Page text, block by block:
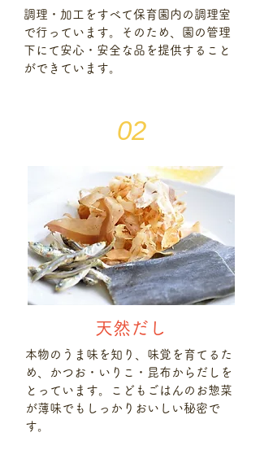
調理・加工をすべて保育園内の調理室
で行っています。そのため、園の管理
下にて安心・安全な品を提供すること
ができています。
02
天然だし
本物のうま味を知り、味覚を育てるた
め、かつお・いりこ・昆布からだしを
とっています。こどもごはんのお惣菜
が薄味でもしっかりおいしい秘密で
す。